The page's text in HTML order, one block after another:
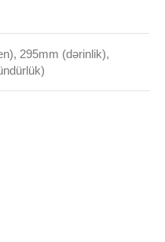
295mm (dərinlik),